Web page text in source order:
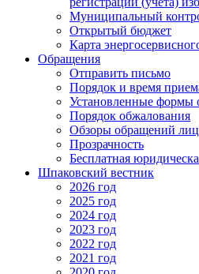
Муниципальный
Открытый бюджет
Карта
Обращения
Отправить письмо
Порядок и время
Установленные формы
Порядок обжалования
Обзоры обращений лиц
Прозрачность
Бесплатная
Шпаковский вестник
2026 год
2025 год
2024 год
2023 год
2022 год
2021 год